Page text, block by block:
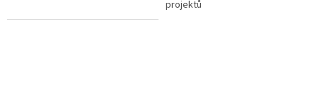
projektů